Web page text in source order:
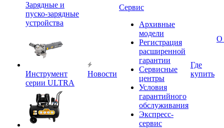
Зарядные и
пуско-зарядные
устройства
Инструмент
серии ULTRA
Новости
Сервис
Архивные
модели
Регистрация
расширенной
гарантии
Сервисные
центры
Условия
гарантийного
обслуживания
Экспресс-
сервис
Где
купить
О